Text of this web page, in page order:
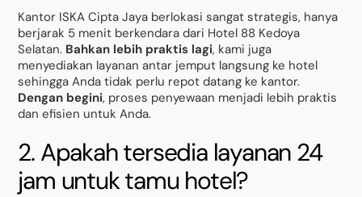
Kantor ISKA Cipta Jaya berlokasi sangat strategis, hanya
berjarak 5 menit berkendara dari Hotel 88 Kedoya
Selatan. Bahkan lebih praktis lagi, kami juga
menyediakan layanan antar jemput langsung ke hotel
sehingga Anda tidak perlu repot datang ke kantor.
Dengan begini, proses penyewaan menjadi lebih praktis
dan efisien untuk Anda.
2. Apakah tersedia layanan 24
jam untuk tamu hotel?